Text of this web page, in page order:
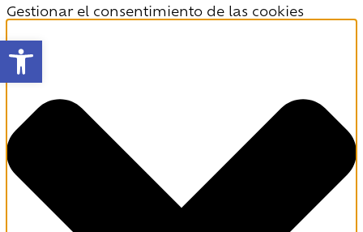
Abrir barra de herramientas
Gestionar el consentimiento de las cookies